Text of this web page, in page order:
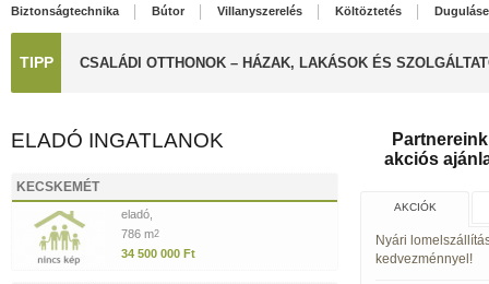
Biztonságtechnika Bútor Villanyszerelés Költöztetés
TIPP CSALÁDI OTTHONOK – HÁZAK, LAKÁSOK ÉS
ELADÓ INGATLANOK
KECSKEMÉT
eladó,
786 m2
34 500 000 Ft
akciós
AKCIÓK
Nyári
kedvezménnyel!